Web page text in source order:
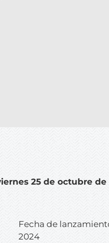
25 de octubre de
Fecha de
2024